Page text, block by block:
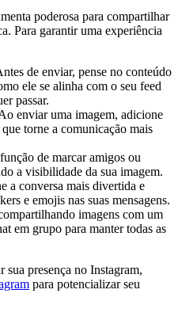
poderosa ‍para ‌compartilhar
Para garantir uma​ experiência
de enviar, pense no conteúdo
ele se alinha com o seu feed
passar.
enviar uma imagem, adicione
torne a ⁤comunicação mais
de marcar amigos ou
a ‌visibilidade da sua imagem.
a conversa mais⁢ divertida e
e emojis nas suas mensagens.
imagens⁣ com um
em grupo para manter todas as
sua ‌presença ⁣no Instagram,
para potencializar seu